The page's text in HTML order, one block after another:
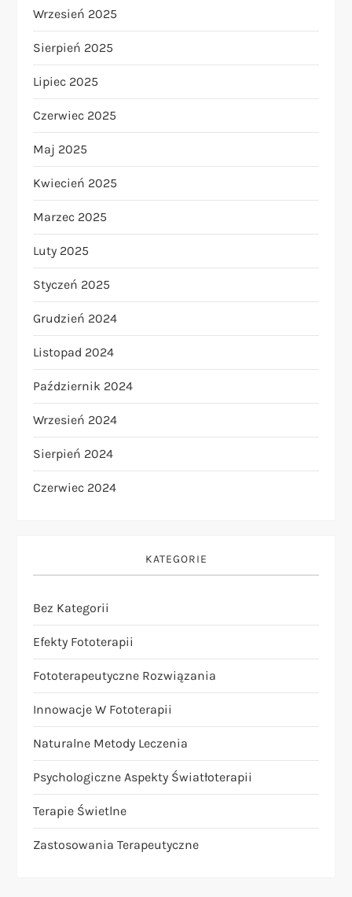
Wrzesień 2025
Sierpień 2025
Lipiec 2025
Czerwiec 2025
Maj 2025
Kwiecień 2025
Marzec 2025
Luty 2025
Styczeń 2025
Grudzień 2024
Listopad 2024
Październik 2024
Wrzesień 2024
Sierpień 2024
Czerwiec 2024
KATEGORIE
Bez Kategorii
Efekty Fototerapii
Fototerapeutyczne Rozwiązania
Innowacje W Fototerapii
Naturalne Metody Leczenia
Psychologiczne Aspekty Światłoterapii
Terapie Świetlne
Zastosowania Terapeutyczne